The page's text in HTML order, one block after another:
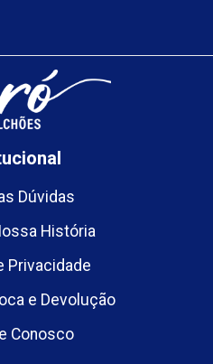
Dúvidas
História
Privacidade
e Devolução
Conosco